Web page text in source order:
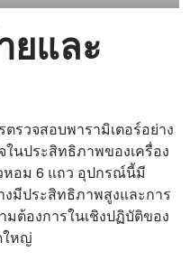
ยและ
รวจสอบพารามิเตอร์อย่าง
นประสิทธิภาพของเครื่อง
หอม 6 แถว อุปกรณ์นี้มี
มีประสิทธิภาพสูงและการ
ต้องการในเชิงปฏิบัติของ
ใหญ่